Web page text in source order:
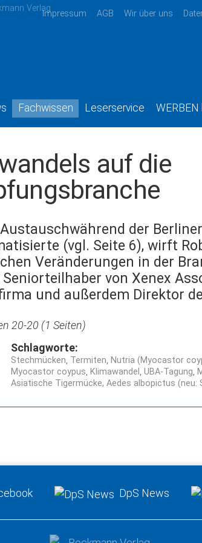
Impressum AGB Wir über uns
Fachwissen Leserservice
auf die
der
(vgl. Seite 6), wirft
Veränderungen in der
von Xenex
und außerdem Direktor
20-20 (1 Seiten)
Schlagworte:
Stechmücken Termiten Nutria (Myocastor
Myocastor coypus Klimawandel UBA-Tagung
Asiatische Tigermücke, Aedes albopictus (neu:
DpS News